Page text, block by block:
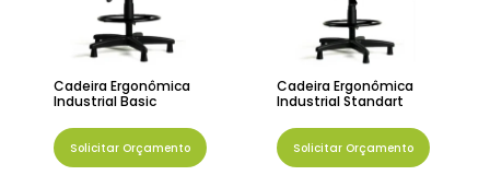
Cadeira Ergonômica
Industrial Basic
Solicitar Orçamento
Cadeira Ergonômica
Industrial Standart
Solicitar Orçamento